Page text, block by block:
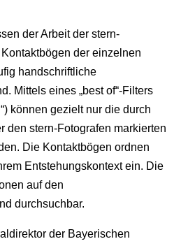
der Arbeit der stern-
der einzelnen
handschriftliche
Mittels eines „best of“-Filters
können gezielt nur die durch
den stern-Fotografen markierten
Die Kontaktbögen ordnen
Entstehungskontext ein. Die
auf den
durchsuchbar.
der Bayerischen